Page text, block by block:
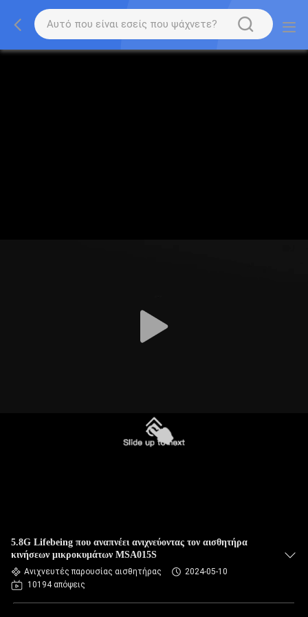
5.8G Lifebeing που αναπνέει ανιχνεύοντας τον αισθητήρα
κινήσεων μικροκυμάτων MSA015S
Ανιχνευτές παρουσίας αισθητήρας
2024-05-10
10194 απόψεις